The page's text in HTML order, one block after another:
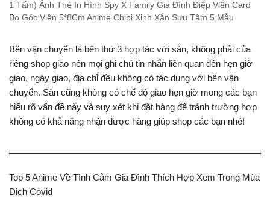
1 Tấm) Ảnh Thẻ In Hình Spy X Family Gia Đình Điệp Viên Card
Bo Góc Viền 5*8Cm Anime Chibi Xinh Xắn Sưu Tầm 5 Mẫu
Bên vận chuyển là bên thứ 3 hợp tác với sàn, không phải của
riêng shop giao nên mọi ghi chú tin nhắn liên quan đến hẹn giờ
giao, ngày giao, địa chỉ đều không có tác dụng với bên vận
chuyển. Sàn cũng không có chế độ giao hẹn giờ mong các bạn
hiểu rõ vấn đề này và suy xét khi đặt hàng để tránh trường hợp
không có khả năng nhận được hàng giúp shop các bạn nhé!
Top 5 Anime Về Tình Cảm Gia Đình Thích Hợp Xem Trong Mùa
Dịch Covid